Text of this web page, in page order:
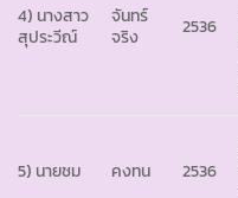
4) นางสาว
สุประวีณ์
จันทร์
จริง
2536
5) นายชม คงทน 2536